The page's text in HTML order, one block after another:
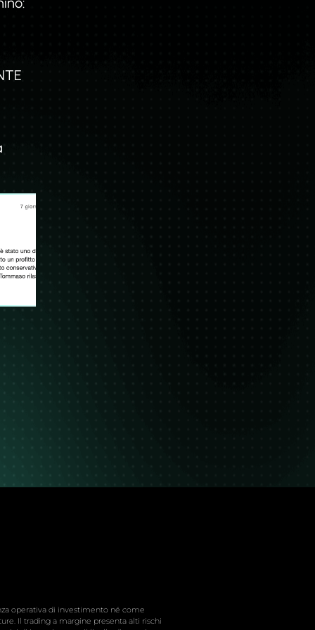
operativa di investimento né come
Il trading a margine presenta alti rischi